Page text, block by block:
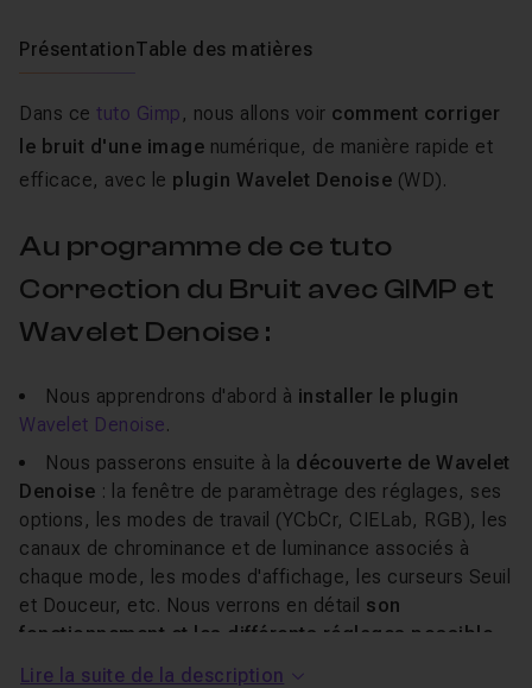
PrésentationTable des matières
Dans ce tuto Gimp , nous allons voir comment corriger
le bruit d'une image numérique, de manière rapide et
efficace, avec le plugin Wavelet Denoise (WD).
Au programme de ce tuto
Correction du Bruit avec GIMP et
Wavelet Denoise :
Nous apprendrons d'abord à installer le plugin
Wavelet Denoise.
Nous passerons ensuite à la découverte de Wavelet
Denoise : la fenêtre de paramètrage des réglages, ses
options, les modes de travail (YCbCr, CIELab, RGB), les
canaux de chrominance et de luminance associés à
chaque mode, les modes d'affichage, les curseurs Seuil
et Douceur, etc. Nous verrons en détail son
fonctionnement et les différents réglages possible
pour une correction du bruit optimale.
Lire la suite de la description